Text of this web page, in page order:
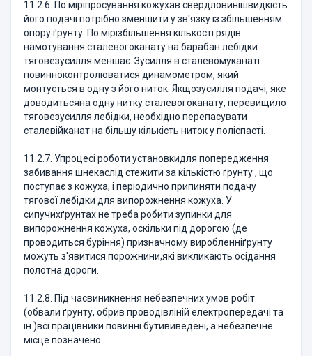
11.2.6. По міріпросування кожухав свердловинішвидкість
його подачі потрібно зменшити у зв'язку із збільшенням
опору ґрунту .По мірізбільшення кількості рядів
намотування сталевогоканату на барабан лебідки
тяговезусилля меншає. Зусилля в сталевомуканаті
повинноконтролюватися динамометром, який
монтується в одну з його ниток. Якщозусилля подачі, яке
доводитьсяна одну нитку сталевогоканату, перевищило
тяговезусилля лебідки, необхідно перепасувати
сталевійканат на більшу кількість ниток у поліспасті.
11.2.7. Упроцесі роботи установкидля попередження
забивання шнекаслід стежити за кількістю ґрунту , що
поступає з кожуха, і періодично припиняти подачу
тягової лебідки для випорожнення кожуха. У
сипучихґрунтах не треба робити зупинки для
випорожнення кожуха, оскільки під дорогою (де
проводиться буріння) призначному виробленніґрунту
можуть з'явитися порожнини,які викликають осідання
полотна дороги.
11.2.8. Під часвиникнення небезпечних умов робіт
(обвали ґрунту, обрив проводівліній електропередачі та
ін.)всі працівники повинні бутививедені, а небезпечне
місце позначено.